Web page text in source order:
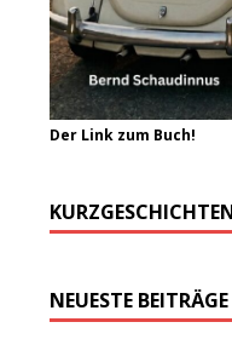
Der Link zum Buch!
NEUESTE BEITRÄGE